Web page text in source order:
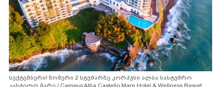
სექტემბერი! ნომერი 2 სტუმარზე კორპუსი ალბა სასტუმრო